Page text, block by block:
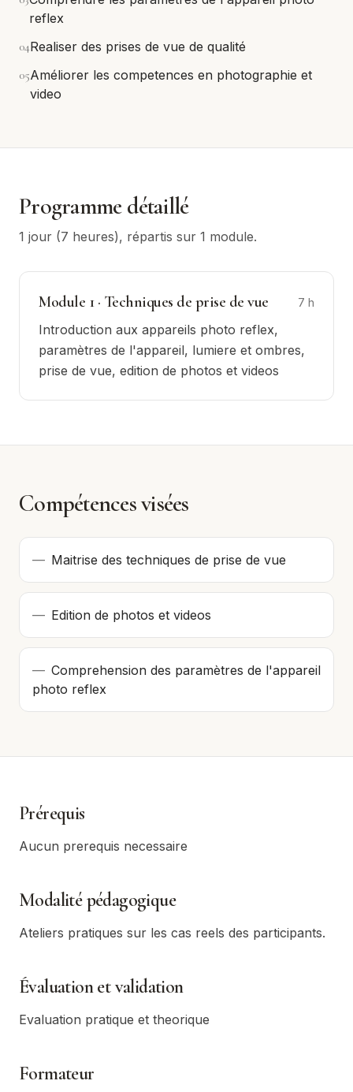
reflex
04Realiser des prises de vue de qualité
05Améliorer les competences en photographie et
video
Programme détaillé
1 jour (7 heures), répartis sur 1 module.
Module 1· Techniques de prise de vue 7 h
Introduction aux appareils photo reflex,
paramètres de l'appareil, lumiere et ombres,
prise de vue, edition de photos et videos
Compétences visées
— Maitrise des techniques de prise de vue
— Edition de photos et videos
— Comprehension des paramètres de l'appareil
photo reflex
Prérequis
Aucun prerequis necessaire
Modalité pédagogique
Ateliers pratiques sur les cas reels des participants.
Évaluation et validation
Evaluation pratique et theorique
Formateur